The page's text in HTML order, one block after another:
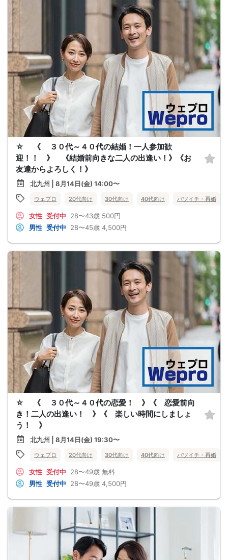
☆ 《 ３０代～４０代の結婚！一人参加歓
迎！！ 》 《結婚前向きな二人の出逢い！》《お
友達からよろしく！》
北九州 | 8月14日(金) 14:00〜
ウェプロ 20代向け 30代向け 40代向け バツイチ・再婚
女性 受付中 28〜43歳 500円
男性 受付中 28〜45歳 4,500円
☆ 《 ３０代～４０代の恋愛！ 》《 恋愛前向
き！二人の出逢い！ 》《 楽しい時間にしましょ
う！ 》
北九州 | 8月14日(金) 19:30〜
ウェプロ 20代向け 30代向け 40代向け バツイチ・再婚
女性 受付中 28〜49歳 無料
男性 受付中 28〜49歳 4,500円